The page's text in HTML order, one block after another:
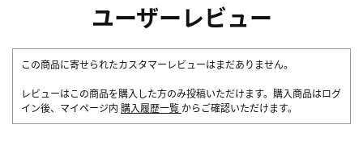
ユーザーレビュー
この商品に寄せられたカスタマーレビューはまだありません。
レビューはこの商品を購入した方のみ投稿いただけます。購入商品はログ
イン後、マイページ内 購入履歴一覧 からご確認いただけます。